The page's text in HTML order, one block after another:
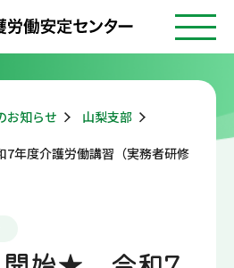
お知らせ
山梨支部
度介護労働講習（実務者研修